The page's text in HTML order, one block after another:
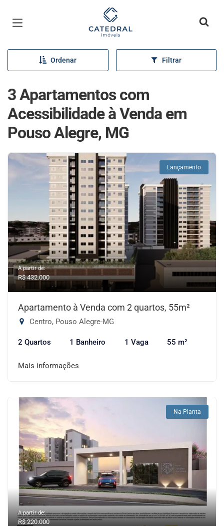
Página inicial
Ordenar Filtrar
3 Apartamentos com
Acessibilidade à Venda em
Pouso Alegre, MG
Lançamento
A partir de:
R$ 432.000
Apartamento à Venda com 2 quartos, 55m²
Centro, Pouso Alegre-MG
2 Quartos 1 Banheiro 1 Vaga 55 m²
Mais informações
Na Planta
A partir de:
R$ 220.000